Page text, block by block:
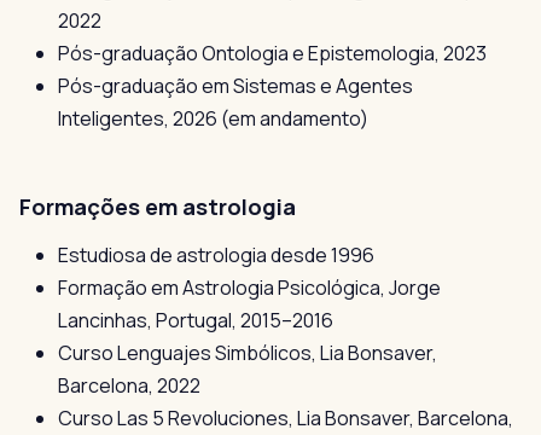
2022
Pós-graduação Ontologia e Epistemologia, 2023
Pós-graduação em Sistemas e Agentes
Inteligentes, 2026 (em andamento)
Formações em astrologia
Estudiosa de astrologia desde 1996
Formação em Astrologia Psicológica, Jorge
Lancinhas, Portugal, 2015–2016
Curso Lenguajes Simbólicos, Lia Bonsaver,
Barcelona, 2022
Curso Las 5 Revoluciones, Lia Bonsaver, Barcelona,